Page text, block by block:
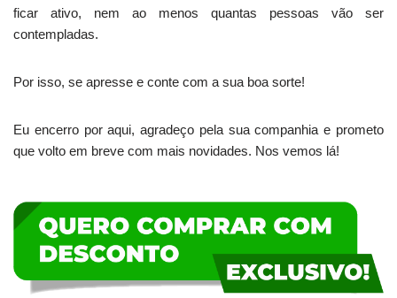
ficar ativo, nem ao menos quantas pessoas vão ser
contempladas.
Por isso, se apresse e conte com a sua boa sorte!
Eu encerro por aqui, agradeço pela sua companhia e prometo
que volto em breve com mais novidades. Nos vemos lá!